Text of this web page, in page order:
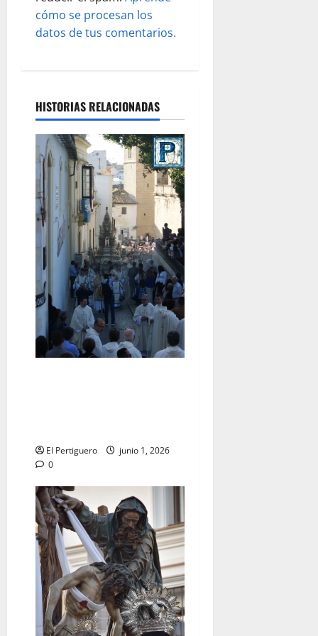
cómo se procesan los
datos de tus comentarios.
HISTORIAS RELACIONADAS
El Pertiguero
junio 1, 2026
0